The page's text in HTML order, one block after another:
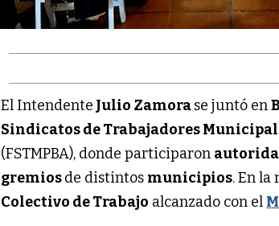
El Intendente Julio Zamorase juntó en
Sindicatos de Trabajadores
(FSTMPBA), donde participaron
gremiosde distintos municipios. En la
Colectivo de Trabajo alcanzado con el